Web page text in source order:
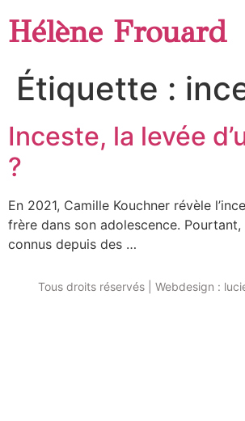
Hélène Frouard
Étiquette :
Inceste, la levée
?
En 2021, Camille Kouchner révèle
frère dans son adolescence.
connus depuis des …
Tous droits réservés | Webdesign :